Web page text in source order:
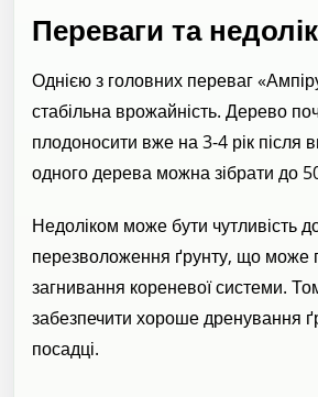
Переваги та
Однією з головних переваг
стабільна врожайність. Дерево
плодоносити вже на 3-4 рік після
одного дерева можна зібрати до
Недоліком може бути чутливість
перезволоження ґрунту, що може
загнивання кореневої системи.
забезпечити хороше дренування
посадці.